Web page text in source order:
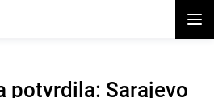
potvrdila: Sarajevo